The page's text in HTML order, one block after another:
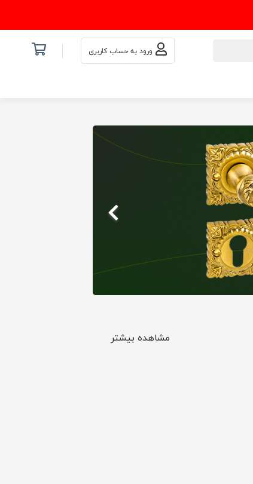
ورود به حساب کاربری
مشاهده بیشتر